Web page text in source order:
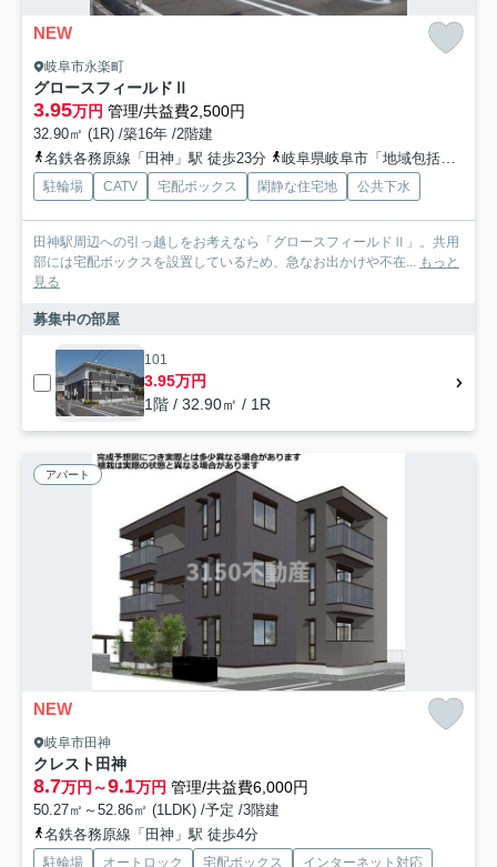
NEW
岐阜市永楽町
グロースフィールドⅡ
3.95万円 管理/共益費2,500円
32.90㎡ (1R) /築16年 /2階建
名鉄各務原線「田神」駅 徒歩23分
岐阜県岐阜市「地域包括支援センター長森」バス停下車 徒歩2分
駐輪場 CATV 宅配ボックス 閑静な住宅地 公共下水
田神駅周辺への引っ越しをお考えなら「グロースフィールドⅡ」。共用
部には宅配ボックスを設置しているため、急なお出かけや不在... もっと
見る
募集中の部屋
101
3.95万円
1階 / 32.90㎡ / 1R
アパート
NEW
岐阜市田神
クレスト田神
8.7万円～9.1万円 管理/共益費6,000円
50.27㎡～52.86㎡ (1LDK) /予定 /3階建
名鉄各務原線「田神」駅 徒歩4分
駐輪場 オートロック 宅配ボックス
インターネット対応